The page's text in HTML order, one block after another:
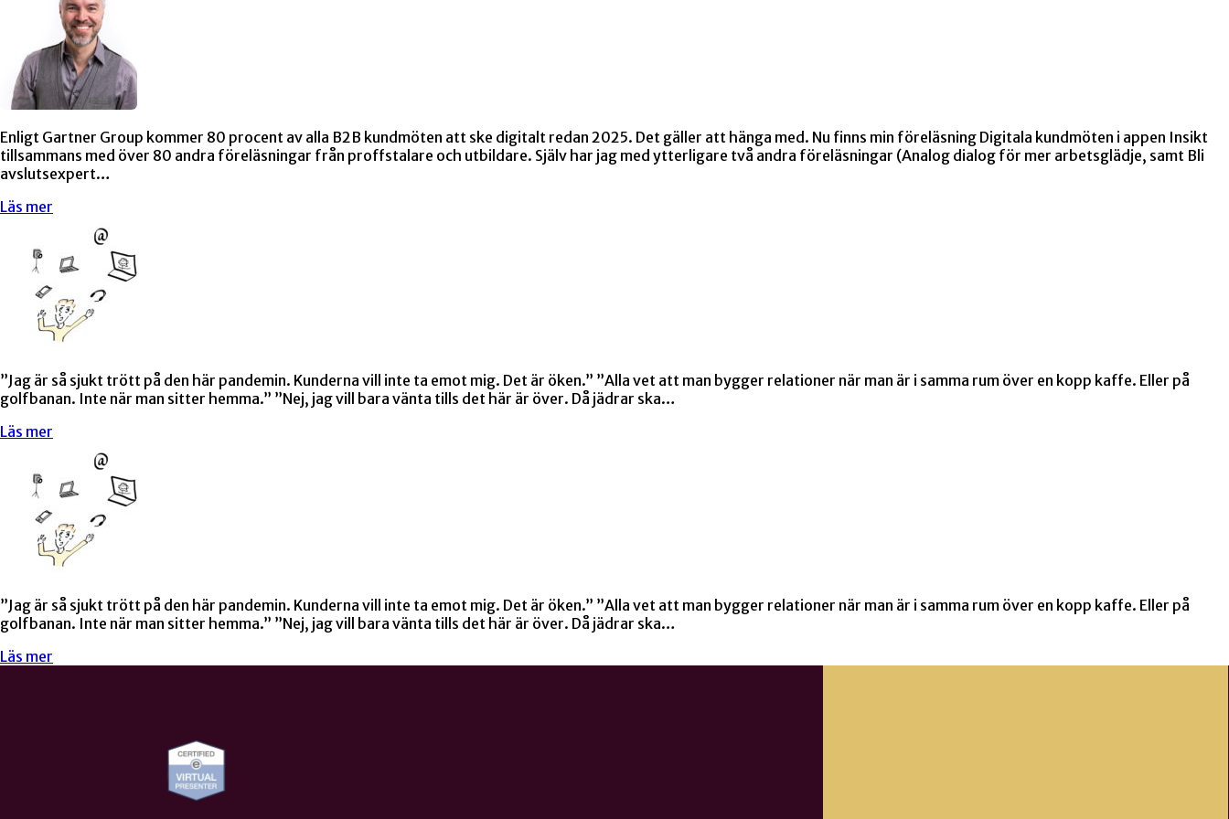
Enligt Gartner Group kommer 80 procent av alla B2B kundmöten att ske digitalt redan 2025. Det gäller att hänga med. Nu finns min föreläsning Digitala kundmöten i appen Insikt
tillsammans med över 80 andra föreläsningar från proffstalare och utbildare. Själv har jag med ytterligare två andra föreläsningar (Analog dialog för mer arbetsglädje, samt Bli
avslutsexpert…
Läs mer
”Jag är så sjukt trött på den här pandemin. Kunderna vill inte ta emot mig. Det är öken.” ”Alla vet att man bygger relationer när man är i samma rum över en kopp kaffe. Eller på
golfbanan. Inte när man sitter hemma.” ”Nej, jag vill bara vänta tills det här är över. Då jädrar ska…
Läs mer
”Jag är så sjukt trött på den här pandemin. Kunderna vill inte ta emot mig. Det är öken.” ”Alla vet att man bygger relationer när man är i samma rum över en kopp kaffe. Eller på
golfbanan. Inte när man sitter hemma.” ”Nej, jag vill bara vänta tills det här är över. Då jädrar ska…
Läs mer